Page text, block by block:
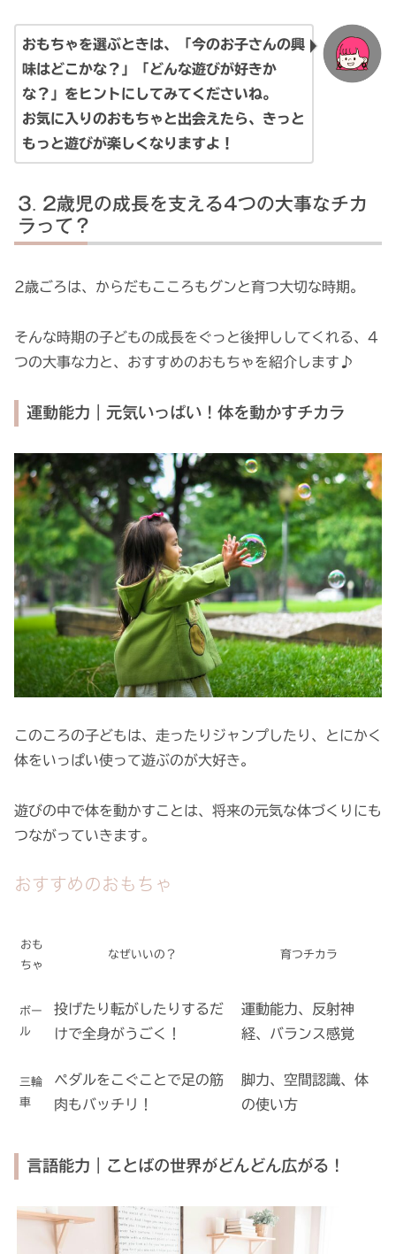
おもちゃを選ぶときは、「今のお子さんの興
味はどこかな？」「どんな遊びが好きか
な？」をヒントにしてみてくださいね。
お気に入りのおもちゃと出会えたら、きっと
もっと遊びが楽しくなりますよ！
2歳児の成長を支える4つの大事なチカ
ラって？
2歳ごろは、からだもこころもグンと育つ大切な時期。
そんな時期の子どもの成長をぐっと後押ししてくれる、4
つの大事な力と、おすすめのおもちゃを紹介します♪
運動能力｜元気いっぱい！体を動かすチカラ
このころの子どもは、走ったりジャンプしたり、とにかく
体をいっぱい使って遊ぶのが大好き。
遊びの中で体を動かすことは、将来の元気な体づくりにも
つながっていきます。
おすすめのおもちゃ
おも
ちゃ
なぜいいの？ 育つチカラ
ボー
ル
投げたり転がしたりするだ
けで全身がうごく！
運動能力、反射神
経、バランス感覚
三輪
車
ペダルをこぐことで足の筋
肉もバッチリ！
脚力、空間認識、体
の使い方
言語能力｜ことばの世界がどんどん広がる！